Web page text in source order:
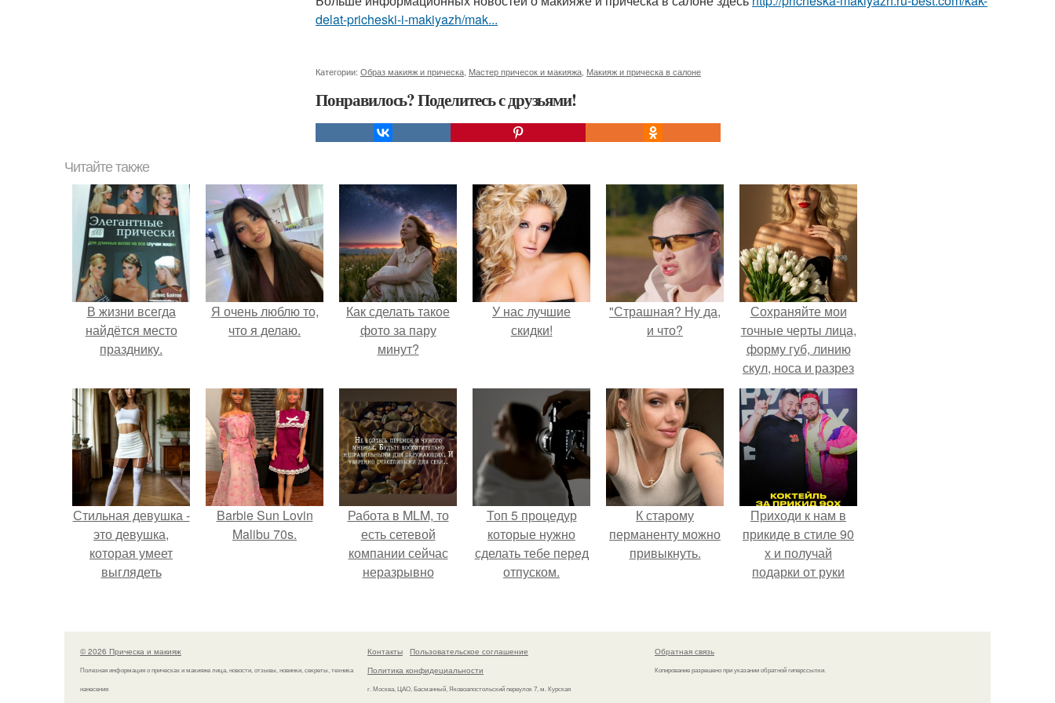
delat-pricheski-i-makiyazh/mak...
Категории: Образ макияж и прическа Мастер причесок и макияжа Макияж и прическа в салоне
Понравилось? Поделитесь с друзьями!
Читайте также
В жизни всегда
найдётся место
празднику.
Я очень люблю то,
что я делаю.
Как сделать такое
фото за пару
минут?
У нас лучшие
скидки!
"Страшная? Ну да,
и что?
Сохраняйте мои
точные черты лица,
форму губ, линию
скул, носа и разрез
глаз.
Стильная девушка -
это девушка,
которая умеет
выглядеть
ситуации.
Barbie Sun Lovin
Malibu 70s.
Работа в MLM, то
есть сетевой
компании сейчас
неразрывно
своей страницы в
соц сетях.
Топ 5 процедур
которые нужно
сделать тебе перед
отпуском.
К старому
перманенту можно
привыкнуть.
Приходи к нам в
прикиде в стиле 90
х и получай
подарки от руки
© 2026 Прическа и макияж
Полезная информация о прическах и макияже лица, новости, отзывы, новинки, секреты, техника
нанесения
Контакты
Пользовательское соглашение
Политика конфидециальности
г. Москва, ЦАО, Басманный, Яковоапостольский переулок 7, м. Курская
Обратная связь
Копирование разрешено при указании обратной гиперссылки.